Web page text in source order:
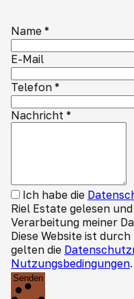
Name *
E-Mail
Telefon *
Nachricht *
Ich habe die
Riel Estate gelesen
Verarbeitung meiner
Diese Website ist
gelten die
Nutzungsbedingungen.
Senden